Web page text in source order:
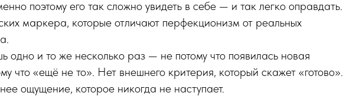
поэтому его так сложно увидеть в себе — и так легко оправдать.
маркера, которые отличают перфекционизм от реальных
одно и то же несколько раз — не потому что появилась новая
что «ещё не то». Нет внешнего критерия, который скажет «готово».
ощущение, которое никогда не наступает.